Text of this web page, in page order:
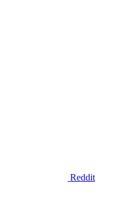
Reddit